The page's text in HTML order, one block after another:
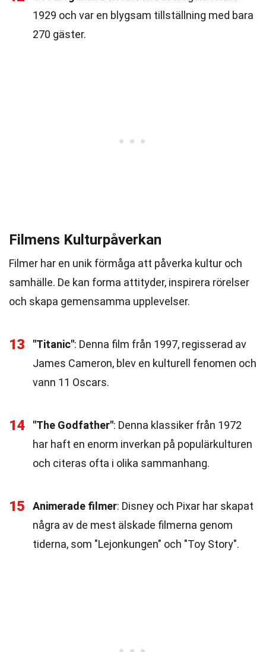
1929 och var en blygsam tillställning med bara
270 gäster.
Filmens Kulturpåverkan
Filmer har en unik förmåga att påverka kultur och
samhälle. De kan forma attityder, inspirera rörelser
och skapa gemensamma upplevelser.
13 "Titanic": Denna film från 1997, regisserad av
James Cameron, blev en kulturell fenomen och
vann 11 Oscars.
14 "The Godfather": Denna klassiker från 1972
har haft en enorm inverkan på populärkulturen
och citeras ofta i olika sammanhang.
15 Animerade filmer: Disney och Pixar har skapat
några av de mest älskade filmerna genom
tiderna, som "Lejonkungen" och "Toy Story".